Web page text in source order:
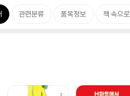
관련분류 품목정보 책 속으로